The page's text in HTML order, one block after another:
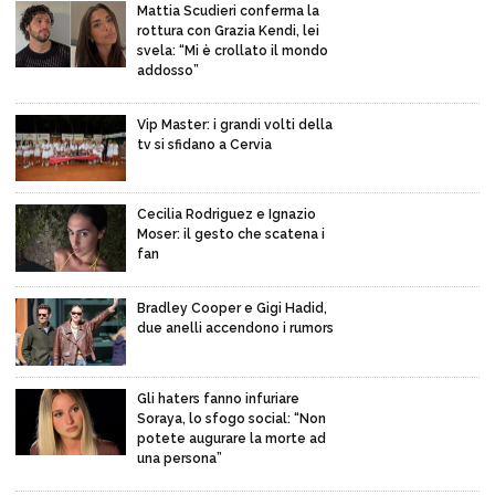
Mattia Scudieri conferma la
rottura con Grazia Kendi, lei
svela: “Mi è crollato il mondo
addosso”
Vip Master: i grandi volti della
tv si sfidano a Cervia
Cecilia Rodriguez e Ignazio
Moser: il gesto che scatena i
fan
Bradley Cooper e Gigi Hadid,
due anelli accendono i rumors
Gli haters fanno infuriare
Soraya, lo sfogo social: “Non
potete augurare la morte ad
una persona”